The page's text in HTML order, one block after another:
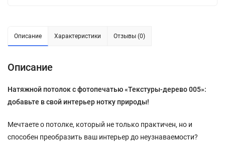
Описание Характеристики Отзывы (0)
Описание
Натяжной потолок с фотопечатью «Текстуры-дерево 005»:
добавьте в свой интерьер нотку природы!
Мечтаете о потолке, который не только практичен, но и
способен преобразить ваш интерьер до неузнаваемости?